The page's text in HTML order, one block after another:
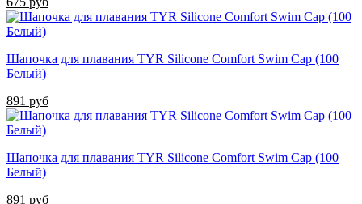
Шапочка для плавания TYR Silicone Comfort Swim Cap (100
Белый)
891 руб
Шапочка для плавания TYR Silicone Comfort Swim Cap (100
Белый)
891 руб